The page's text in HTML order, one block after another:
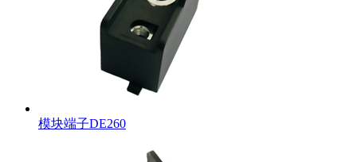
模块端子DE260